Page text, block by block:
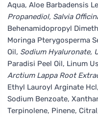
Aqua, Aloe Barbadensis
Propanediol, Salvia
Behenamidopropyl
Moringa Pterygosperma
Oil, Sodium Hyaluronate,
Paradisi Peel Oil, Linum
Arctium Lappa Root
Ethyl Lauroyl Arginate
Sodium Benzoate,
Terpinolene, Pinene,